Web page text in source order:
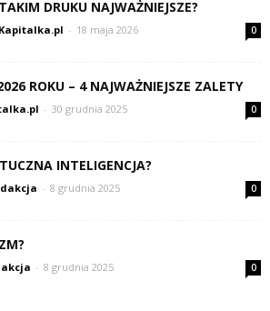
DRUKU NAJWAŻNIEJSZE?
- 18 maja 2026 0
ROKU – 4 NAJWAŻNIEJSZE ZALETY
- 30 grudnia 2025 0
INTELIGENCJA?
- 8 grudnia 2025 0
- 8 grudnia 2025 0